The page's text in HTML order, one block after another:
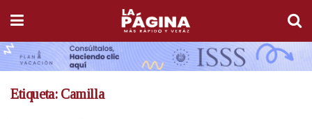
Etiqueta: Camilla